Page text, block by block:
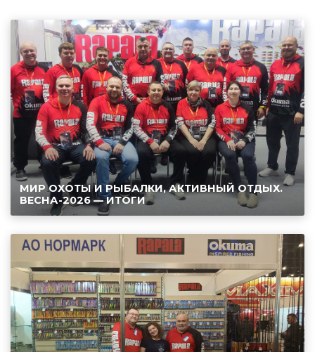
МИР ОХОТЫ И РЫБАЛКИ, АКТИВНЫЙ ОТДЫХ.
ВЕСНА-2026 — ИТОГИ